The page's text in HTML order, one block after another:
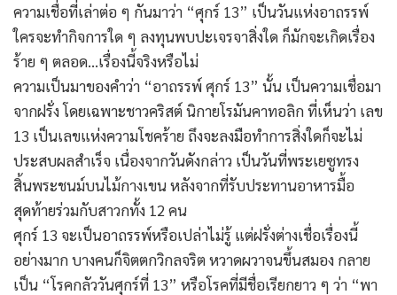
ความเชื่อที่เล่าต่อ ๆ กันมาว่า “ศุกร์ 13” เป็นวันแห่งอาถรรพ์
ใครจะทำกิจการใด ๆ ลงทุนพบปะเจรจาสิ่งใด ก็มักจะเกิดเรื่อง
ร้าย ๆ ตลอด…เรื่องนี้จริงหรือไม่
ความเป็นมาของคำว่า “อาถรรพ์ ศุกร์ 13” นั้น เป็นความเชื่อมา
จากฝรั่ง โดยเฉพาะชาวคริสต์ นิกายโรมันคาทอลิก ที่เห็นว่า เลข
13 เป็นเลขแห่งความโชคร้าย ถึงจะลงมือทำการสิ่งใดก็จะไม่
ประสบผลสำเร็จ เนื่องจากวันดังกล่าว เป็นวันที่พระเยซูทรง
สิ้นพระชนม์บนไม้กางเขน หลังจากที่รับประทานอาหารมื้อ
สุดท้ายร่วมกับสาวกทั้ง 12 คน
ศุกร์ 13 จะเป็นอาถรรพ์หรือเปล่าไม่รู้ แต่ฝรั่งต่างเชื่อเรื่องนี้
อย่างมาก บางคนก็จิตตกวิกลจริต หวาดผวาจนขึ้นสมอง กลาย
เป็น “โรคกลัววันศุกร์ที่ 13” หรือโรคที่มีชื่อเรียกยาว ๆ ว่า “พา